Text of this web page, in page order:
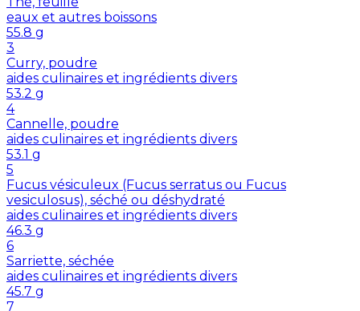
eaux et autres boissons
55.8 g
3
Curry, poudre
aides culinaires et ingrédients divers
53.2 g
4
Cannelle, poudre
aides culinaires et ingrédients divers
53.1 g
5
Fucus vésiculeux (Fucus serratus ou Fucus
vesiculosus), séché ou déshydraté
aides culinaires et ingrédients divers
46.3 g
6
Sarriette, séchée
aides culinaires et ingrédients divers
45.7 g
7